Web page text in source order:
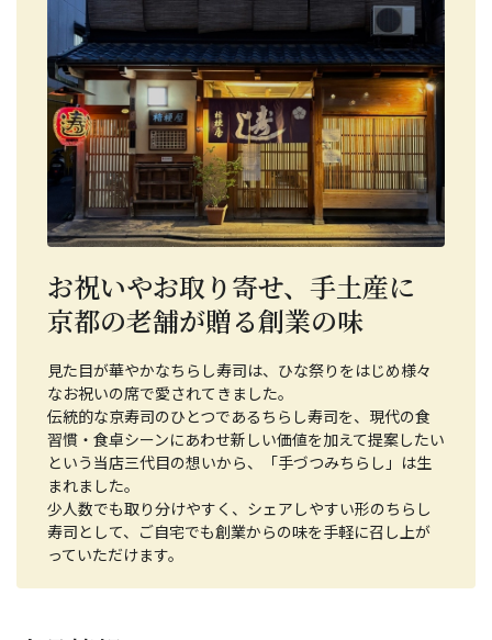
お祝いやお取り寄せ、手土産に
京都の老舗が贈る創業の味
見た目が華やかなちらし寿司は、ひな祭りをはじめ様々
なお祝いの席で愛されてきました。
伝統的な京寿司のひとつであるちらし寿司を、現代の食
習慣・食卓シーンにあわせ新しい価値を加えて提案したい
という当店三代目の想いから、「手づつみちらし」は生
まれました。
少人数でも取り分けやすく、シェアしやすい形のちらし
寿司として、ご自宅でも創業からの味を手軽に召し上が
っていただけます。